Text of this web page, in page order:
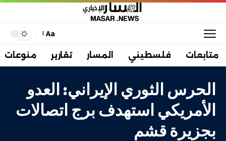
Aa
متابعات فلسطيني المسار تقارير منوعات
الحرس الثوري الإيراني: العدو
الأمريكي استهدف برج اتصالات
بجزيرة قشم